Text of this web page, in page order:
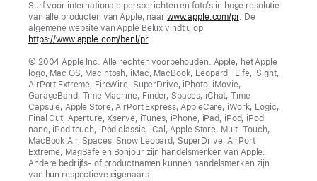
Surf voor internationale persberichten en foto’s in hoge resolutie
van alle producten van Apple, naar www.apple.com/pr. De
algemene website van Apple Belux vindt u op
https://www.apple.com/benl/pr
© 2004 Apple Inc. Alle rechten voorbehouden. Apple, het Apple
logo, Mac OS, Macintosh, iMac, MacBook, Leopard, iLife, iSight,
AirPort Extreme, FireWire, SuperDrive, iPhoto, iMovie,
GarageBand, Time Machine, Finder, Spaces, iChat, Time
Capsule, Apple Store, AirPort Express, AppleCare, iWork, Logic,
Final Cut, Aperture, Xserve, iTunes, iPhone, iPad, iPod, iPod
nano, iPod touch, iPod classic, iCal, Apple Store, Multi-Touch,
MacBook Air, Spaces, Snow Leopard, SuperDrive, AirPort
Extreme, MagSafe en Bonjour zijn handelsmerken van Apple.
Andere bedrijfs- of productnamen kunnen handelsmerken zijn
van hun respectieve eigenaars.